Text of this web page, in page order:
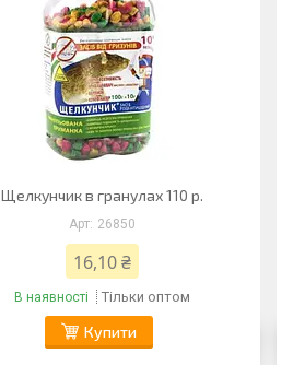
Щелкунчик в гранулах 110 р.
26850
16,10 ₴
В наявності Тільки оптом
Купити